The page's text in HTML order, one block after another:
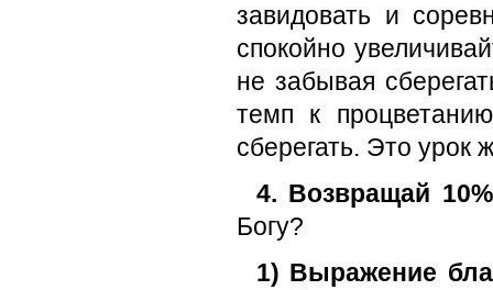
завидовать и
спокойно
не забывая
темп к
сберегать. Это урок
4. Возвращай
Богу?
1) Выражение